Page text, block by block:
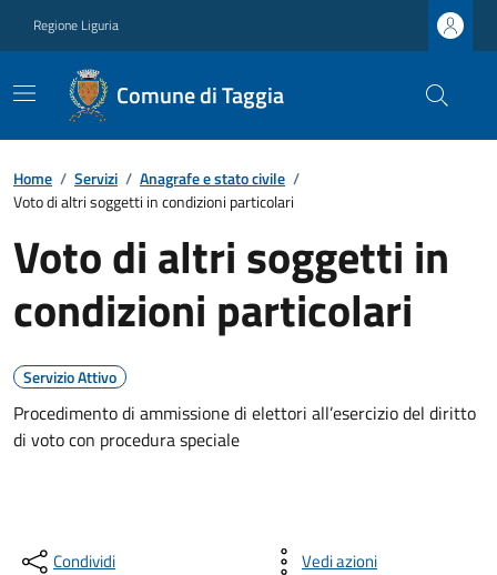
Regione Liguria
Comune di Taggia
Home / Servizi / Anagrafe e stato civile /
Voto di altri soggetti in condizioni particolari
Voto di altri soggetti in
condizioni particolari
Servizio Attivo
Procedimento di ammissione di elettori all’esercizio del diritto
di voto con procedura speciale
Condividi Vedi azioni